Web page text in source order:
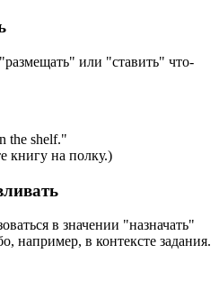
или "ставить" что-
the shelf."
книгу на полку.)
в значении "назначать"
например, в контексте задания.